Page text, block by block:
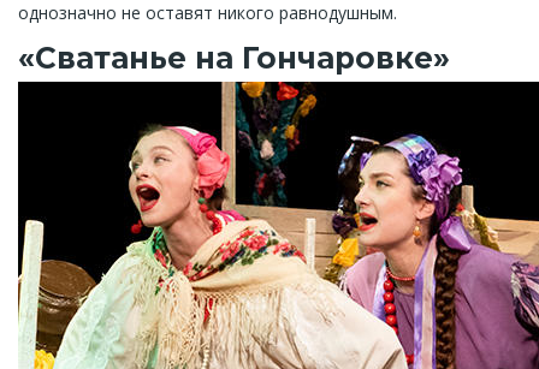
однозначно не оставят никого равнодушным.
«Сватанье на Гончаровке»